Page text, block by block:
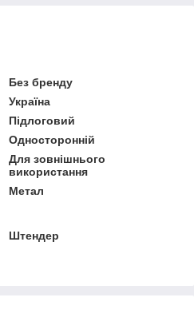
Без бренду
Україна
Підлоговий
Односторонній
Для зовнішнього
використання
Метал
Штендер